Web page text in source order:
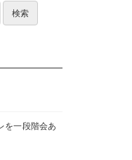
を一段階会あ